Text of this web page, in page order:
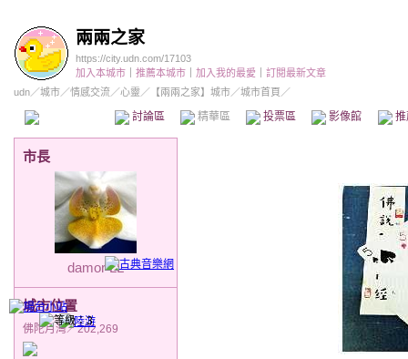
兩兩之家
https://city.udn.com/17103
加入本城市
推薦本城市 加入我的最愛
訂閱最新文章
udn／城市／情感交流／心靈 ／ 【兩兩之家】城市／城市首頁／
討論區 精華區 投票區 影像館
市長
damor LL
城市位置
佛陀月灣／202,269